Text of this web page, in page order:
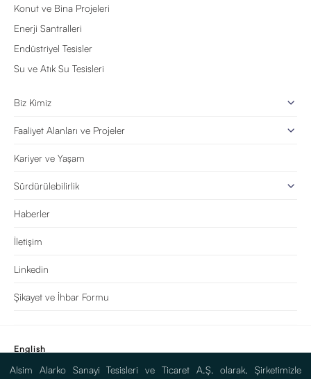
Alsim Alarko Sanayi Tesisleri ve Ticaret A.Ş. olarak, Şirketimizle
Konut ve Bina Projeleri
Enerji Santralleri
Endüstriyel Tesisler
Su ve Atık Su Tesisleri
Biz Kimiz
Faaliyet Alanları ve Projeler
Kariyer ve Yaşam
Sürdürülebilirlik
Haberler
İletişim
Linkedin
Şikayet ve İhbar Formu
English
Bilgi Toplumu Hizmetleri